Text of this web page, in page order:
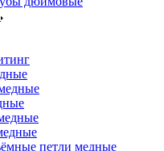
петли медные